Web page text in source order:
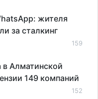
жителя
за сталкинг
159
в Алматинской
149 компаний
152